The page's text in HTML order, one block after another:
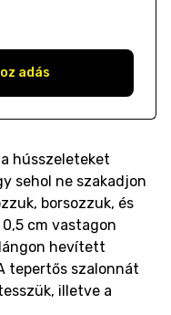
adás
hússzeleteket
sehol ne szakadjon
borsozzuk, és
cm vastagon
hevített
tepertős szalonnát
illetve a